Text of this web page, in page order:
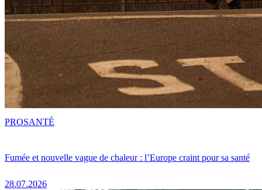
Fumée et nouvelle vague de chaleur : l’Europe craint pour sa santé
28.07.2026
PROSANTÉ